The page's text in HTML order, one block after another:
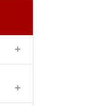
+
+